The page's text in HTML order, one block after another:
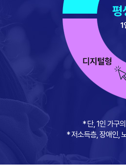
* 단, 1인 가구
* 저소득층, 장애인,